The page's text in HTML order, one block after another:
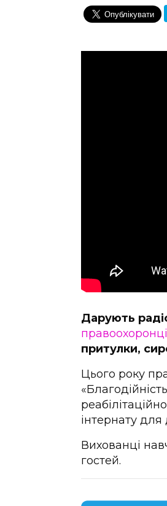
Дарують
правоохоронці
притулки,
Цього року
інтернату для
Вихованці
гостей.